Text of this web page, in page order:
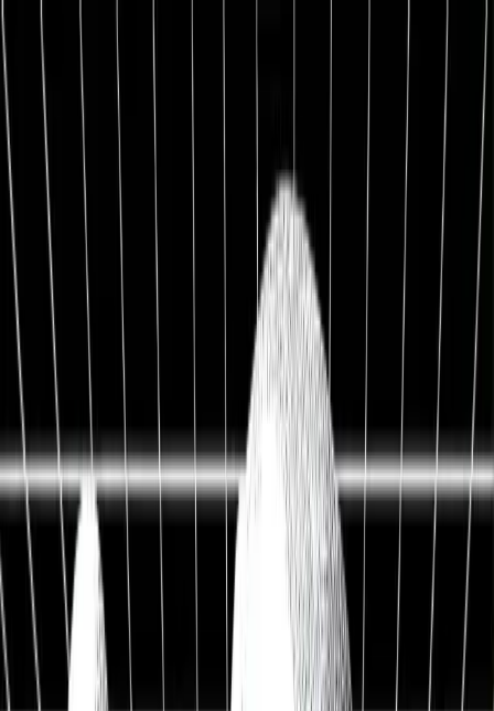
1:1 BETREUUNG
Werde Top 1 % Investor
Persönliche 1:1 Zusammenarbeit — Portfolio-Aufbau,
Strategie & exklusive Co-Investments.
26,8%
Ø Rendite / Jahr
3.129
Millionäre
100K+
Investoren
★★★★★ 4.9/5 98,7%
Weiterempfehlung
Kostenfreies Erstgespräch